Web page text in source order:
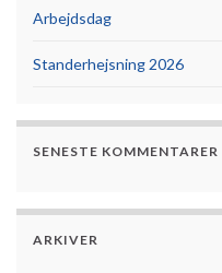
Arbejdsdag
Standerhejsning 2026
SENESTE KOMMENTARER
ARKIVER